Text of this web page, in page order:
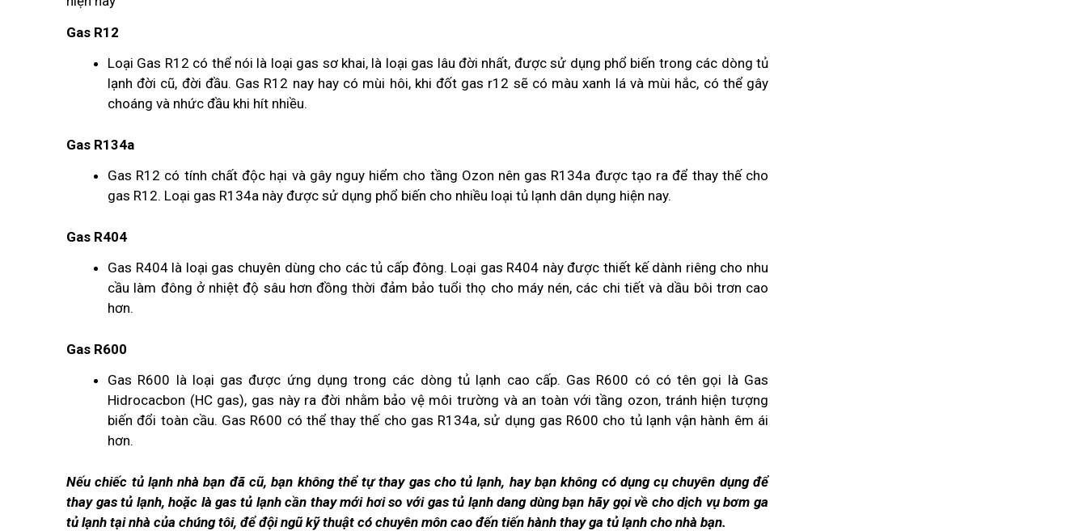
Gas R12
Loại Gas R12 có thể nói là loại gas sơ khai, là loại gas lâu đời nhất, được sử dụng phổ biến trong các dòng tủ
lạnh đời cũ, đời đầu. Gas R12 nay hay có mùi hôi, khi đốt gas r12 sẽ có màu xanh lá và mùi hắc, có thể gây
choáng và nhức đầu khi hít nhiều.
Gas R134a
Gas R12 có tính chất độc hại và gây nguy hiểm cho tầng Ozon nên gas R134a được tạo ra để thay thế cho
gas R12. Loại gas R134a này được sử dụng phổ biến cho nhiều loại tủ lạnh dân dụng hiện nay.
Gas R404
Gas R404 là loại gas chuyên dùng cho các tủ cấp đông. Loại gas R404 này được thiết kế dành riêng cho nhu
cầu làm đông ở nhiệt độ sâu hơn đồng thời đảm bảo tuổi thọ cho máy nén, các chi tiết và dầu bôi trơn cao
hơn.
Gas R600
Gas R600 là loại gas được ứng dụng trong các dòng tủ lạnh cao cấp. Gas R600 có có tên gọi là Gas
Hidrocacbon (HC gas), gas này ra đời nhằm bảo vệ môi trường và an toàn với tầng ozon, tránh hiện tượng
biến đổi toàn cầu. Gas R600 có thể thay thế cho gas R134a, sử dụng gas R600 cho tủ lạnh vận hành êm ái
hơn.
Nếu chiếc tủ lạnh nhà bạn đã cũ, bạn không thể tự thay gas cho tủ lạnh, hay bạn không có dụng cụ chuyên dụng để
thay gas tủ lạnh, hoặc là gas tủ lạnh cần thay mới hơi so với gas tủ lạnh dang dùng bạn hãy gọi về cho dịch vụ bơm ga
tủ lạnh tại nhà của chúng tôi, để đội ngũ kỹ thuật có chuyên môn cao đến tiến hành thay ga tủ lạnh cho nhà bạn.